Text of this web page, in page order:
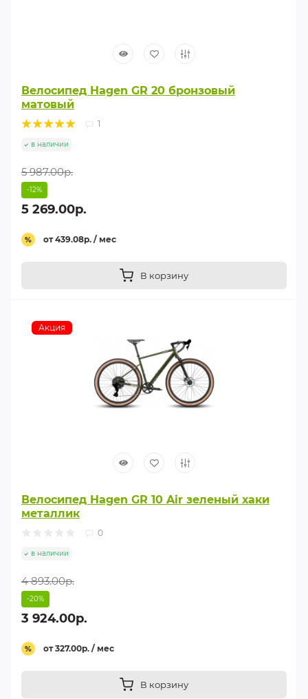
Велосипед Hagen GR 20 бронзовый
матовый
1
в наличии
5 987.00р.
-12%
5 269.00р.
% от 439.08р. / мес
В корзину
Акция
Велосипед Hagen GR 10 Air зеленый хаки
металлик
0
в наличии
4 893.00р.
-20%
3 924.00р.
% от 327.00р. / мес
В корзину